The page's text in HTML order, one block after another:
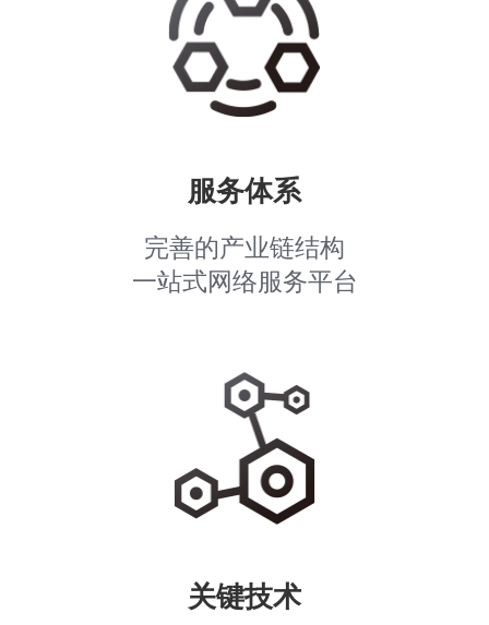
服务体系
完善的产业链结构
一站式网络服务平台
关键技术